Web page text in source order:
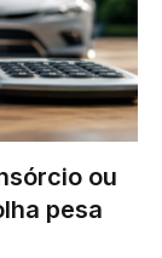
ou
pesa